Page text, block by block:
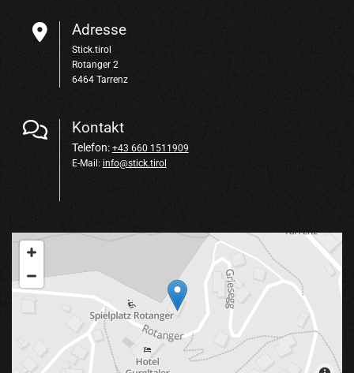
 Adresse
Stick.tirol
Rotanger 2
6464 Tarrenz
 Kontakt
Telefon: +43 660 1511909
E-Mail: info@stick.tirol